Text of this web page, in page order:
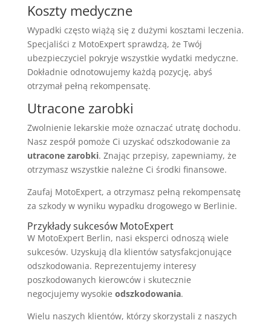
Koszty medyczne
Wypadki często wiążą się z dużymi kosztami leczenia.
Specjaliści z MotoExpert sprawdzą, że Twój
ubezpieczyciel pokryje wszystkie wydatki medyczne.
Dokładnie odnotowujemy każdą pozycję, abyś
otrzymał pełną rekompensatę.
Utracone zarobki
Zwolnienie lekarskie może oznaczać utratę dochodu.
Nasz zespół pomoże Ci uzyskać odszkodowanie za
utracone zarobki. Znając przepisy, zapewniamy, że
otrzymasz wszystkie należne Ci środki finansowe.
Zaufaj MotoExpert, a otrzymasz pełną rekompensatę
za szkody w wyniku wypadku drogowego w Berlinie.
Przykłady sukcesów MotoExpert
W MotoExpert Berlin, nasi eksperci odnoszą wiele
sukcesów. Uzyskują dla klientów satysfakcjonujące
odszkodowania. Reprezentujemy interesy
poszkodowanych kierowców i skutecznie
negocjujemy wysokie odszkodowania.
Wielu naszych klientów, którzy skorzystali z naszych